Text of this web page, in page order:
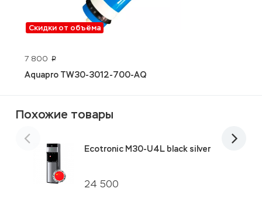
Скидки от объёма
7 800 p
Aquapro TW30-3012-700-AQ
Похожие товары
24 500
Ecotronic M30-U4L black silver